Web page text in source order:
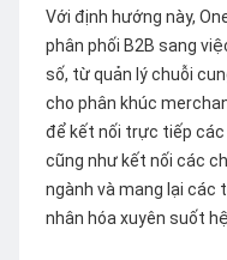
Với định hướng này,
phân phối B2B sang
số, từ quản lý chuỗi
cho phân khúc
để kết nối trực tiếp
cũng như kết nối các
ngành và mang lại các
nhân hóa xuyên suốt